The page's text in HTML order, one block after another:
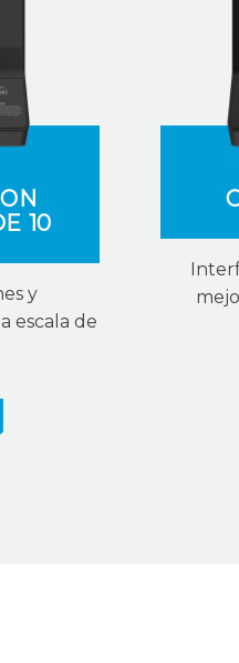
10
y
escala de